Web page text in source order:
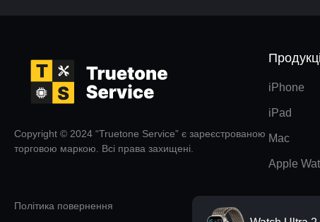
Copyright © 2024 “Truetone Service” є зареєстрованою
торговою маркою. Всі права захищені.
Політика повернення
iPhone
iPad
Mac
Apple